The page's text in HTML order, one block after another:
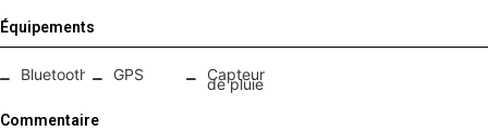
Équipements
Bluetooth GPS Capteur
de pluie
Commentaire